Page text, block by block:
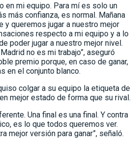
en mi equipo. Para mí es solo un
más confianza, es normal. Mañana
y queremos jugar a nuestro mejor
respecto a mi equipo y a lo
poder jugar a nuestro mejor nivel.
no es mi trabajo”, aseguró
premio porque, en caso de ganar,
en el conjunto blanco.
colgar a su equipo la etiqueta de
mejor estado de forma que su rival.
Una final es una final. Y contra
es lo que todos queremos ver.
mejor versión para ganar”, señaló.